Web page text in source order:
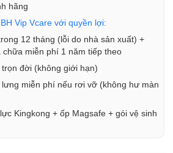
hãng
Vip Vcare với quyền lợi:
12 tháng (lỗi do nhà sản xuất) +
chữa miễn phí 1 năm tiếp theo
đời (không giới hạn)
miễn phí nếu rơi vỡ (không hư màn
Kingkong + ốp Magsafe + gói vệ sinh